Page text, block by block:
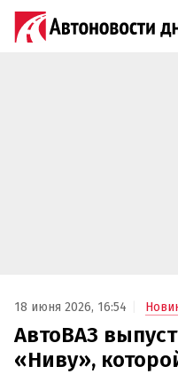
18 июня 2026, 16:54
АвтоВАЗ
«Ниву»,